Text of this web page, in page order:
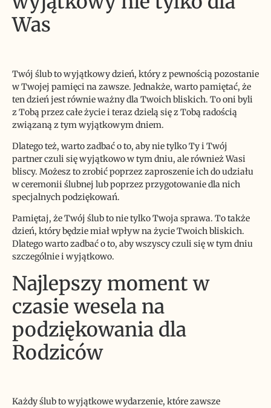
Was
Twój ślub to wyjątkowy dzień, który z pewnością pozostanie
w Twojej pamięci na zawsze. Jednakże, warto pamiętać, że
ten dzień jest równie ważny dla Twoich bliskich. To oni byli
z Tobą przez całe życie i teraz dzielą się z Tobą radością
związaną z tym wyjątkowym dniem.
Dlatego też, warto zadbać o to, aby nie tylko Ty i Twój
partner czuli się wyjątkowo w tym dniu, ale również Wasi
bliscy. Możesz to zrobić poprzez zaproszenie ich do udziału
w ceremonii ślubnej lub poprzez przygotowanie dla nich
specjalnych podziękowań.
Pamiętaj, że Twój ślub to nie tylko Twoja sprawa. To także
dzień, który będzie miał wpływ na życie Twoich bliskich.
Dlatego warto zadbać o to, aby wszyscy czuli się w tym dniu
szczególnie i wyjątkowo.
Najlepszy moment w
czasie wesela na
podziękowania dla
Rodziców
Każdy ślub to wyjątkowe wydarzenie, które zawsze